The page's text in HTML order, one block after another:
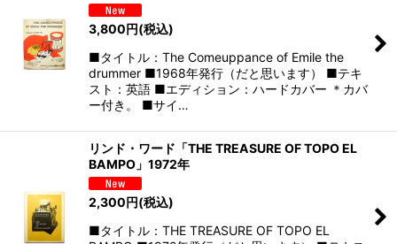
3,800円(税込)
■タイトル：The Comeuppance of Emile the
drummer ■1968年発行（だと思います） ■テキ
スト：英語 ■エディション：ハードカバー ＊カバ
ー付き。 ■サイ…
リンド・ワード「THE TREASURE OF TOPO EL
BAMPO」1972年
2,300円(税込)
■タイトル：THE TREASURE OF TOPO EL